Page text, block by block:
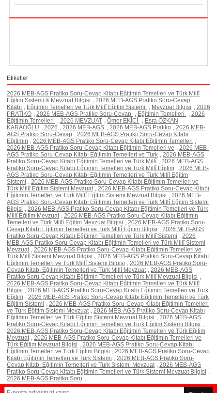
Etiketler
2026 MEB-AGS Pratiko Soru-Cevap Kitabı Eğitimin Temelleri ve Türk Millî
Eğitim Sistemi & Mevzuat Bilgisi , 2026 MEB-AGS Pratiko Soru-Cevap
Kitabı , Eğitimin Temelleri ve Türk Millî Eğitim Sistemi , Mevzuat Bilgisi , 2026
PRATİKO , 2026 MEB-AGS Pratiko Soru-Cevap , Eğitimin Temelleri , 2026
Eğitimin Temelleri
, 2026 MEVZUAT , Ömer EKİCİ , Esra ÖZKAN
KARAOĞLU , 2026 , 2026 MEB-AGS , 2026 MEB-AGS Pratiko , 2026 MEB-
AGS Pratiko Soru-Cevap , 2026 MEB-AGS Pratiko Soru-Cevap Kitabı
Eğitimin , 2026 MEB-AGS Pratiko Soru-Cevap Kitabı Eğitimin Temelleri ,
2026 MEB-AGS Pratiko Soru-Cevap Kitabı Eğitimin Temelleri ve , 2026 MEB-
AGS Pratiko Soru-Cevap Kitabı Eğitimin Temelleri ve Türk , 2026 MEB-AGS
Pratiko Soru-Cevap Kitabı Eğitimin Temelleri ve Türk Millî , 2026 MEB-AGS
Pratiko Soru-Cevap Kitabı Eğitimin Temelleri ve Türk Millî Eğitim , 2026 MEB-
AGS Pratiko Soru-Cevap Kitabı Eğitimin Temelleri ve Türk Millî Eğitim
Sistemi , 2026 MEB-AGS Pratiko Soru-Cevap Kitabı Eğitimin Temelleri ve
Türk Millî Eğitim Sistemi Mevzuat , 2026 MEB-AGS Pratiko Soru-Cevap Kitabı
Eğitimin Temelleri ve Türk Millî Eğitim Sistemi Mevzuat Bilgisi , 2026 MEB-
AGS Pratiko Soru-Cevap Kitabı Eğitimin Temelleri ve Türk Millî Eğitim Sistemi
Bilgisi , 2026 MEB-AGS Pratiko Soru-Cevap Kitabı Eğitimin Temelleri ve Türk
Millî Eğitim Mevzuat , 2026 MEB-AGS Pratiko Soru-Cevap Kitabı Eğitimin
Temelleri ve Türk Millî Eğitim Mevzuat Bilgisi , 2026 MEB-AGS Pratiko Soru-
Cevap Kitabı Eğitimin Temelleri ve Türk Millî Eğitim Bilgisi , 2026 MEB-AGS
Pratiko Soru-Cevap Kitabı Eğitimin Temelleri ve Türk Millî Sistemi , 2026
MEB-AGS Pratiko Soru-Cevap Kitabı Eğitimin Temelleri ve Türk Millî Sistemi
Mevzuat , 2026 MEB-AGS Pratiko Soru-Cevap Kitabı Eğitimin Temelleri ve
Türk Millî Sistemi Mevzuat Bilgisi , 2026 MEB-AGS Pratiko Soru-Cevap Kitabı
Eğitimin Temelleri ve Türk Millî Sistemi Bilgisi , 2026 MEB-AGS Pratiko Soru-
Cevap Kitabı Eğitimin Temelleri ve Türk Millî Mevzuat , 2026 MEB-AGS
Pratiko Soru-Cevap Kitabı Eğitimin Temelleri ve Türk Millî Mevzuat Bilgisi ,
2026 MEB-AGS Pratiko Soru-Cevap Kitabı Eğitimin Temelleri ve Türk Millî
Bilgisi , 2026 MEB-AGS Pratiko Soru-Cevap Kitabı Eğitimin Temelleri ve Türk
Eğitim , 2026 MEB-AGS Pratiko Soru-Cevap Kitabı Eğitimin Temelleri ve Türk
Eğitim Sistemi , 2026 MEB-AGS Pratiko Soru-Cevap Kitabı Eğitimin Temelleri
ve Türk Eğitim Sistemi Mevzuat , 2026 MEB-AGS Pratiko Soru-Cevap Kitabı
Eğitimin Temelleri ve Türk Eğitim Sistemi Mevzuat Bilgisi , 2026 MEB-AGS
Pratiko Soru-Cevap Kitabı Eğitimin Temelleri ve Türk Eğitim Sistemi Bilgisi ,
2026 MEB-AGS Pratiko Soru-Cevap Kitabı Eğitimin Temelleri ve Türk Eğitim
Mevzuat , 2026 MEB-AGS Pratiko Soru-Cevap Kitabı Eğitimin Temelleri ve
Türk Eğitim Mevzuat Bilgisi , 2026 MEB-AGS Pratiko Soru-Cevap Kitabı
Eğitimin Temelleri ve Türk Eğitim Bilgisi , 2026 MEB-AGS Pratiko Soru-Cevap
Kitabı Eğitimin Temelleri ve Türk Sistemi , 2026 MEB-AGS Pratiko Soru-
Cevap Kitabı Eğitimin Temelleri ve Türk Sistemi Mevzuat , 2026 MEB-AGS
Pratiko Soru-Cevap Kitabı Eğitimin Temelleri ve Türk Sistemi Mevzuat Bilgisi ,
2026 MEB-AGS Pratiko Soru ,